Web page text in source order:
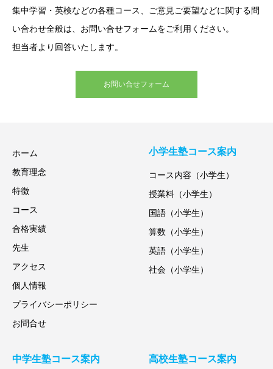
集中学習・英検などの各種コース、ご意見ご要望などに関する問
い合わせ全般は、お問い合せフォームをご利用ください。
担当者より回答いたします。
お問い合せフォーム
ホーム
教育理念
特徴
コース
合格実績
先生
アクセス
個人情報
プライバシーポリシー
お問合せ
小学生塾コース案内
コース内容（小学生）
授業料（小学生）
国語（小学生）
算数（小学生）
英語（小学生）
社会（小学生）
中学生塾コース案内 高校生塾コース案内